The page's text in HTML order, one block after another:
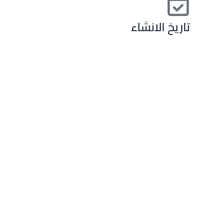
تاريخ الانشاء